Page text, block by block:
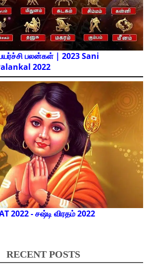
பலன்கள் | 2023 Sani
2022
2022 - சஷ்டி விரதம் 2022
RECENT POSTS